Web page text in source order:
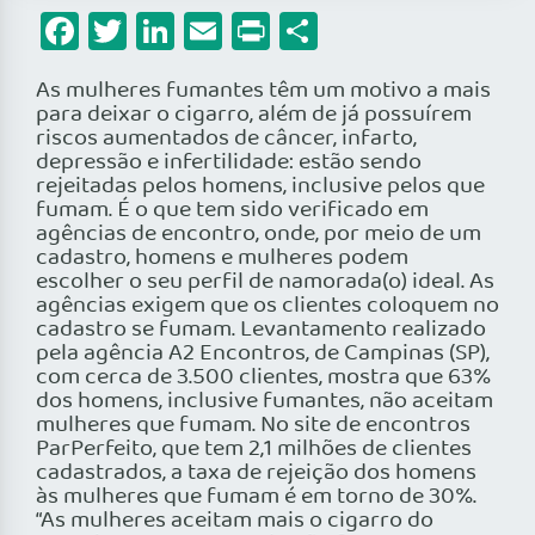
Facebook
Twitter
LinkedIn
Email
Print
As mulheres fumantes têm um motivo a mais
para deixar o cigarro, além de já possuírem
riscos aumentados de câncer, infarto,
depressão e infertilidade: estão sendo
rejeitadas pelos homens, inclusive pelos que
fumam. É o que tem sido verificado em
agências de encontro, onde, por meio de um
cadastro, homens e mulheres podem
escolher o seu perfil de namorada(o) ideal. As
agências exigem que os clientes coloquem no
cadastro se fumam. Levantamento realizado
pela agência A2 Encontros, de Campinas (SP),
com cerca de 3.500 clientes, mostra que 63%
dos homens, inclusive fumantes, não aceitam
mulheres que fumam. No site de encontros
ParPerfeito, que tem 2,1 milhões de clientes
cadastrados, a taxa de rejeição dos homens
às mulheres que fumam é em torno de 30%.
“As mulheres aceitam mais o cigarro do